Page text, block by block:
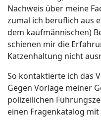
Nachweis über meine
zumal ich beruflich aus
dem kaufmännischen)
schienen mir die
Katzenhaltung nicht
So kontaktierte ich das
Gegen Vorlage meiner
polizeilichen
einen Fragenkatalog